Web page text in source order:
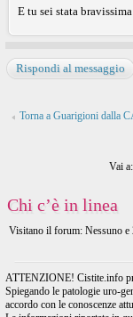
E tu sei stata
Rispondi al messaggio
Torna a Guarigioni dalla
Vai a:
Chi c’è in linea
Visitano il forum: Nessuno e
ATTENZIONE! Cistite.info
Spiegando le patologie uro-
accordo con le conoscenze